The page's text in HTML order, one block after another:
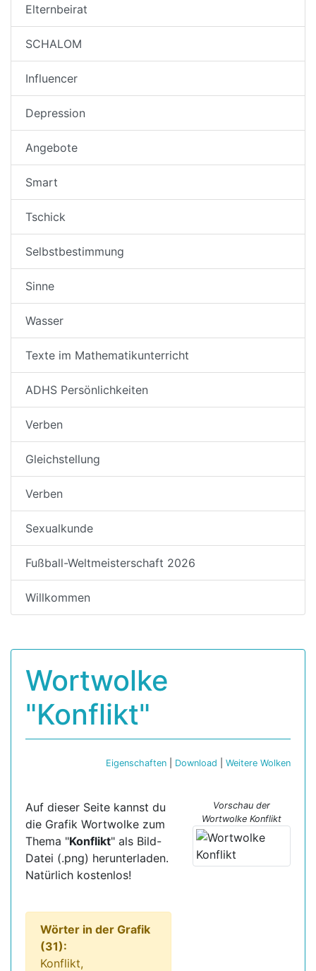
Elternbeirat
SCHALOM
Influencer
Depression
Angebote
Smart
Tschick
Selbstbestimmung
Sinne
Wasser
Texte im Mathematikunterricht
ADHS Persönlichkeiten
Verben
Gleichstellung
Verben
Sexualkunde
Fußball-Weltmeisterschaft 2026
Willkommen
Wortwolke
"Konflikt"
Eigenschaften Download Weitere Wolken
Auf dieser Seite kannst du
die Grafik Wortwolke zum
Thema "Konflikt" als Bild-
Datei (.png) herunterladen.
Natürlich kostenlos!
Wörter in der Grafik
(31):
Konflikt,
Vorschau der
Wortwolke Konflikt